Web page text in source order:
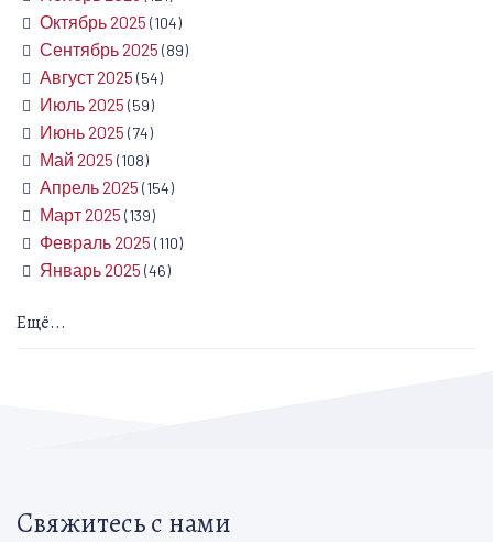
Октябрь 2025 (104)
Сентябрь 2025 (89)
Август 2025 (54)
Июль 2025 (59)
Июнь 2025 (74)
Май 2025 (108)
Апрель 2025 (154)
Март 2025 (139)
Февраль 2025 (110)
Январь 2025 (46)
Ещё...
Свяжитесь с нами